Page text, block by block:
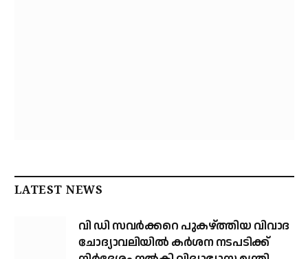
LATEST NEWS
വി ഡി സവര്‍ക്കറെ പുകഴ്ത്തിയ വിവാദ
ചോദ്യാവലിയില്‍ കര്‍ശന നടപടിക്ക്